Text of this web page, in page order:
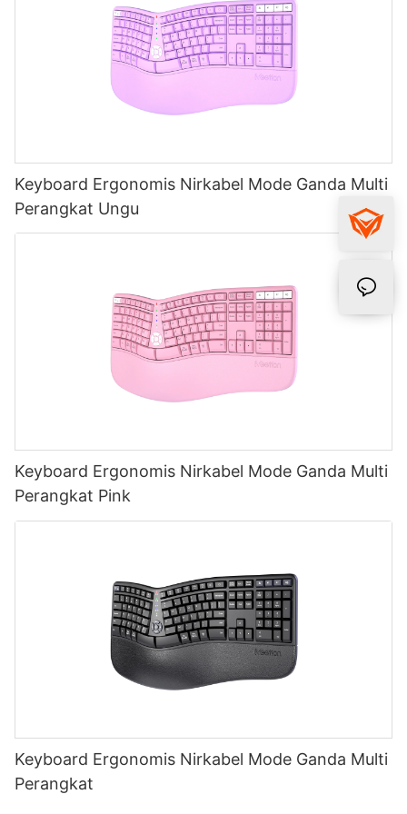
Keyboard Ergonomis Nirkabel Mode Ganda Multi
Perangkat Ungu
Keyboard Ergonomis Nirkabel Mode Ganda Multi
Perangkat Pink
Keyboard Ergonomis Nirkabel Mode Ganda Multi
Perangkat